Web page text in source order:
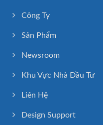
Công Ty
Sản Phẩm
Newsroom
Khu Vực Nhà Đầu Tư
Liên Hệ
Design Support